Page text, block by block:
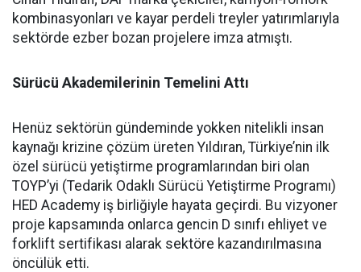
kombinasyonları ve kayar perdeli treyler yatırımlarıyla
sektörde ezber bozan projelere imza atmıştı.
Sürücü Akademilerinin Temelini Attı
Henüz sektörün gündeminde yokken nitelikli insan
kaynağı krizine çözüm üreten Yıldıran, Türkiye’nin ilk
özel sürücü yetiştirme programlarından biri olan
TOYP’yi (Tedarik Odaklı Sürücü Yetiştirme Programı)
HED Academy iş birliğiyle hayata geçirdi. Bu vizyoner
proje kapsamında onlarca gencin D sınıfı ehliyet ve
forklift sertifikası alarak sektöre kazandırılmasına
öncülük etti.